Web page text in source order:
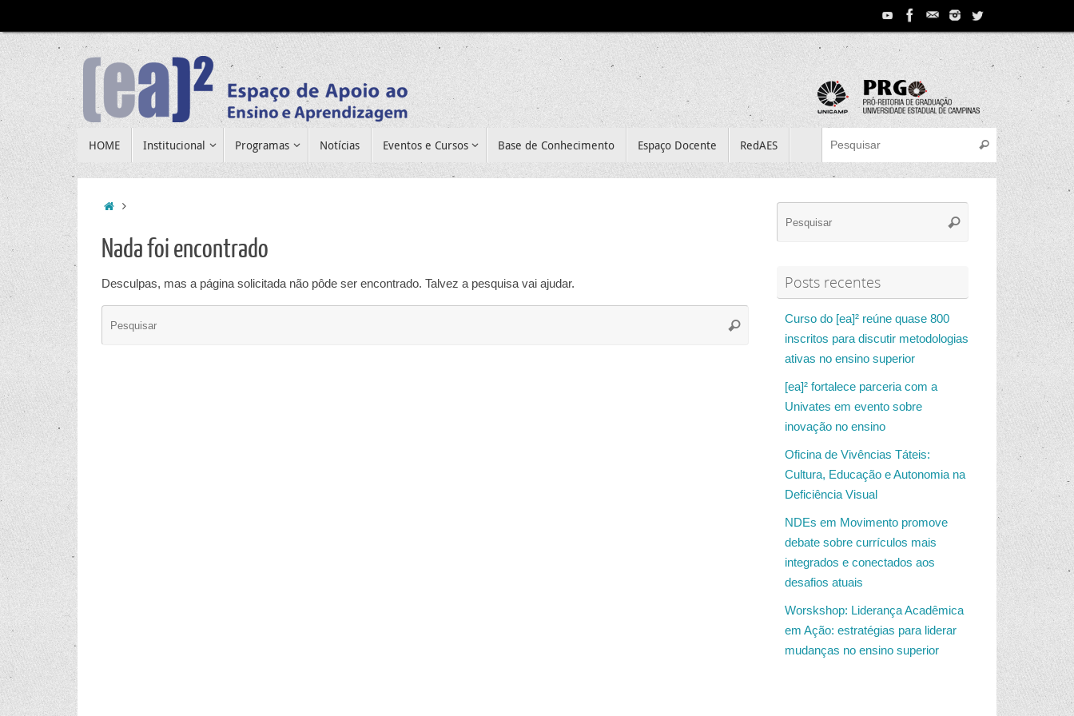
para
conteúdo
para
conteúdo
HOME Institucional Programas Notícias Eventos e Cursos Base de Conhecimento Espaço Docente RedAES
Search for:
Pesquisar
Home
Nada foi encontrado
Desculpas, mas a página solicitada não pôde ser encontrado. Talvez a pesquisa vai ajudar.
Search
Pesquisar
Pesquisar
Posts recentes
Curso do [ea]² reúne quase 800
inscritos para discutir metodologias
ativas no ensino superior
[ea]² fortalece parceria com a
Univates em evento sobre
inovação no ensino
Oficina de Vivências Táteis:
Cultura, Educação e Autonomia na
Deficiência Visual
NDEs em Movimento promove
debate sobre currículos mais
integrados e conectados aos
desafios atuais
Worskshop: Liderança Acadêmica
em Ação: estratégias para liderar
mudanças no ensino superior